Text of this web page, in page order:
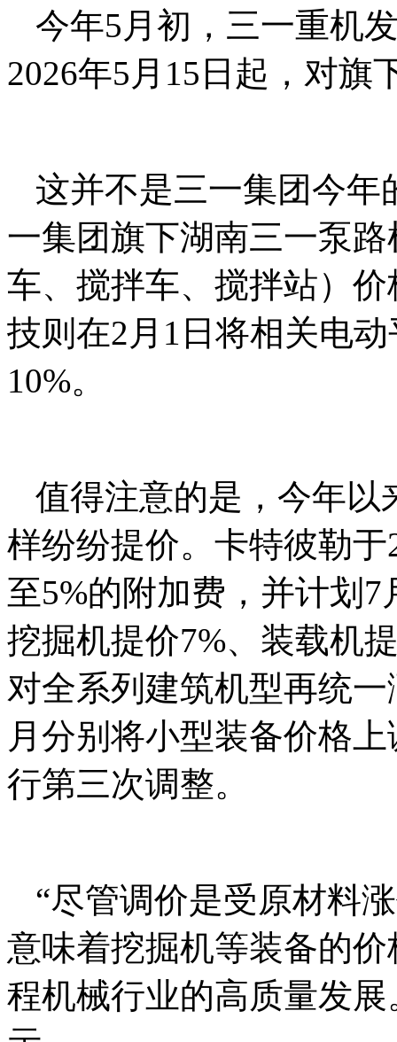
今年5月初，三一重机
2026年5月15日起，对旗
这并不是三一集团今年
一集团旗下湖南三一泵
车、搅拌车、搅拌站）
技则在2月1日将相关电
10%。
值得注意的是，今年以
样纷纷提价。卡特彼勒
至5%的附加费，并计划
挖掘机提价7%、装载机
对全系列建筑机型再统
月分别将小型装备价格
行第三次调整。
“尽管调价是受原材料
意味着挖掘机等装备的
程机械行业的高质量发